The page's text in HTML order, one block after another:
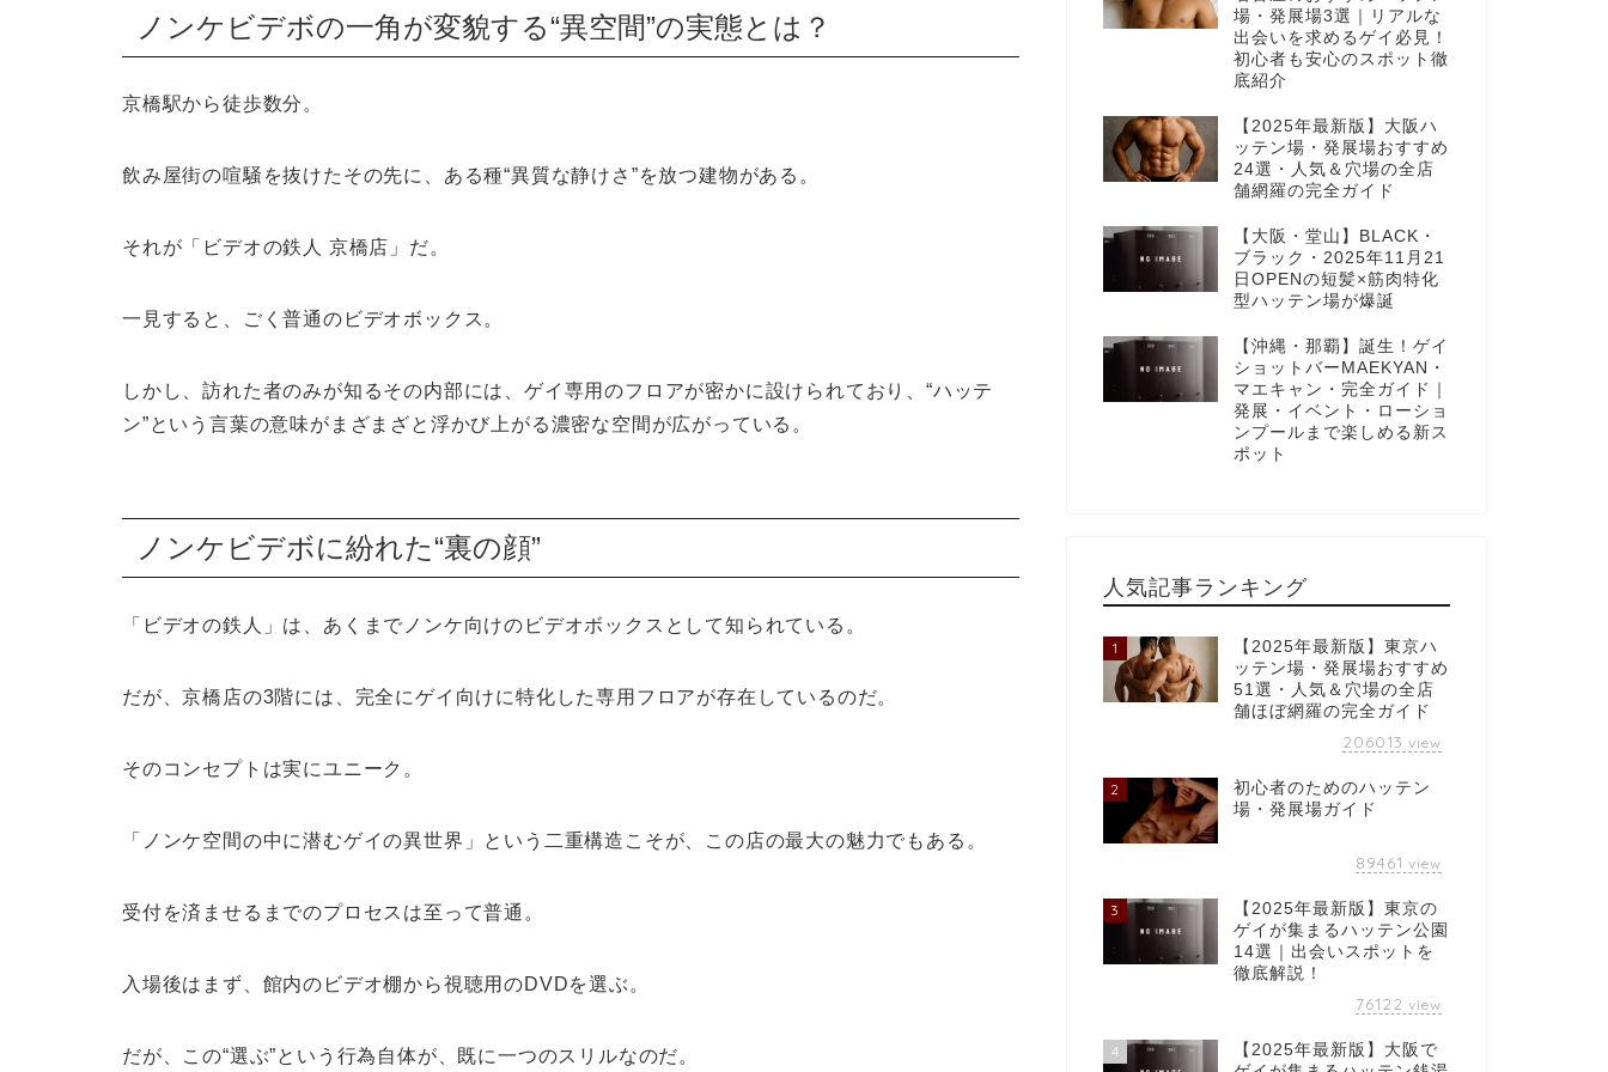
ノンケビデボの一角が変貌する“異空間”の実態とは？
京橋駅から徒歩数分。
飲み屋街の喧騒を抜けたその先に、ある種“異質な静けさ”を放つ建物がある。
それが「ビデオの鉄人 京橋店」だ。
一見すると、ごく普通のビデオボックス。
しかし、訪れた者のみが知るその内部には、ゲイ専用のフロアが密かに設けられており、“ハッテ
ン”という言葉の意味がまざまざと浮かび上がる濃密な空間が広がっている。
ノンケビデボに紛れた“裏の顔”
「ビデオの鉄人」は、あくまでノンケ向けのビデオボックスとして知られている。
だが、京橋店の3階には、完全にゲイ向けに特化した専用フロアが存在しているのだ。
そのコンセプトは実にユニーク。
「ノンケ空間の中に潜むゲイの異世界」という二重構造こそが、この店の最大の魅力でもある。
受付を済ませるまでのプロセスは至って普通。
入場後はまず、館内のビデオ棚から視聴用のDVDを選ぶ。
だが、この“選ぶ”という行為自体が、既に一つのスリルなのだ。
場・発展場3選｜リアルな
出会いを求めるゲイ必見！
初心者も安心のスポット徹
底紹介
【2025年最新版】大阪ハ
ッテン場・発展場おすすめ
24選・人気＆穴場の全店
舗網羅の完全ガイド
【大阪・堂山】BLACK・
ブラック・2025年11月21
日OPENの短髪×筋肉特化
型ハッテン場が爆誕
【沖縄・那覇】誕生！ゲイ
ショットバーMAEKYAN・
マエキャン・完全ガイド｜
発展・イベント・ローショ
ンプールまで楽しめる新ス
ポット
人気記事ランキング
1
【2025年最新版】東京ハ
ッテン場・発展場おすすめ
51選・人気＆穴場の全店
舗ほぼ網羅の完全ガイド
206013 view
2
初心者のためのハッテン
場・発展場ガイド
89461 view
3
【2025年最新版】東京の
ゲイが集まるハッテン公園
14選｜出会いスポットを
徹底解説！
76122 view
4
【2025年最新版】大阪で